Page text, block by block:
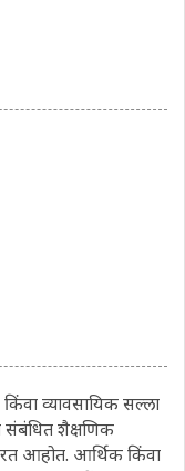
व्यावसायिक सल्ला
संबंधित शैक्षणिक
आहोत. आर्थिक किंवा